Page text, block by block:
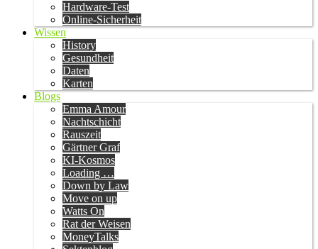
Hardware-Test
Online-Sicherheit
Wissen
History
Gesundheit
Daten
Karten
Blogs
Emma Amour
Nachtschicht
Rauszeit
Gärtner Graf
KI-Kosmos
Loading …
Down by Law
Move on up
Watts On
Rat der Weisen
MoneyTalks